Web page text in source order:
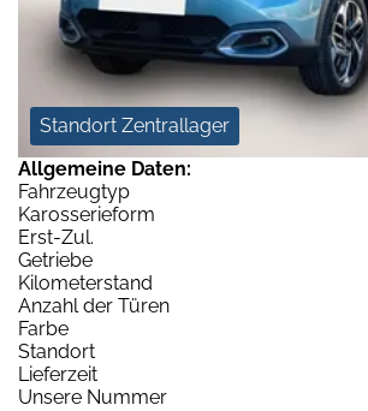
Standort Zentrallager
Allgemeine Daten:
Fahrzeugtyp
Karosserieform
Erst-Zul.
Getriebe
Kilometerstand
Anzahl der Türen
Farbe
Standort
Lieferzeit
Unsere Nummer